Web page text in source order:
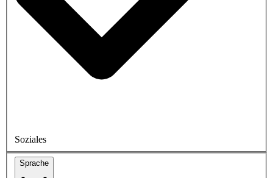
Soziales
Sprache